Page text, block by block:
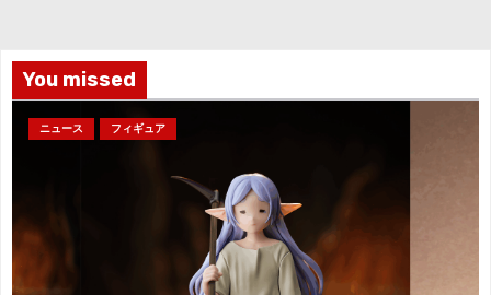
You missed
ニュース フィギュア